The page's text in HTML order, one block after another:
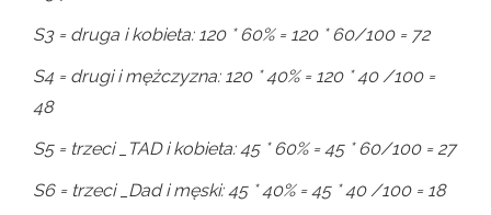
S3 = druga i kobieta: 120 * 60% = 120 * 60/100 = 72
S4 = drugi i mężczyzna: 120 * 40% = 120 * 40 /100 =
48
S5 = trzeci _TAD i kobieta: 45 * 60% = 45 * 60/100 = 27
S6 = trzeci _Dad i męski: 45 * 40% = 45 * 40 /100 = 18